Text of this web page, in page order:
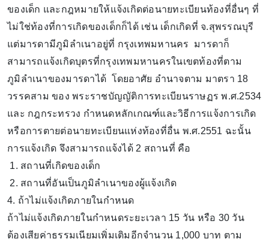
ของเด็ก และกฎหมายให้แจ้งเกิดต่อนายทะเบียนท้องที่อื่นๆ ที่
ไม่ใช่ท้องที่การเกิดของเด็กก็ได้ เช่น เด็กเกิดที่ จ.สุพรรณบุรี
แต่มารดามีภูมิลำเนาอยู่ที่ กรุงเทพมหานคร มารดาก็
สามารถแจ้งเกิดบุตรที่กรุงเทพมหานครในเขตท้องที่ตาม
ภูมิลำเนาของมารดาได้ โดยอาศัย อำนาจตาม มาตรา 18
วรรคสาม ของ พระราชบัญญัติการทะเบียนราษฏร พ.ศ.2534
และ กฎกระทรวง กำหนดหลักเกณฑ์และวิธีการแจ้งการเกิด
หรือการตายต่อนายทะเบียนแห่งท้องที่อื่น พ.ศ.2551 ฉะนั้น
การแจ้งเกิด จึงสามารถแจ้งได้ 2 สถานที่ คือ
1. สถานที่เกิดของเด็ก
2. สถานที่อันเป็นภูมิลำเนาของผู้แจ้งเกิด
4. ถ้าไม่แจ้งเกิดภายในกำหนด
ถ้าไม่แจ้งเกิดภายในกำหนดระยะเวลา 15 วัน หรือ 30 วัน
ต้องเสียค่าธรรมเนียมเพิ่มเติมอีกจำนวน 1,000 บาท ตาม